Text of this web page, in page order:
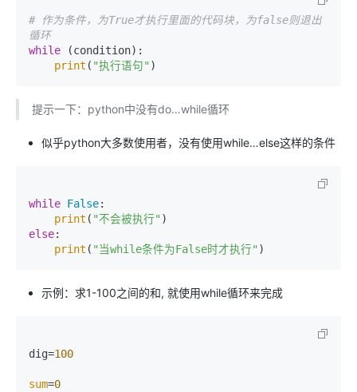
# 作为条件，为True才执行里面的代码块，为false则退出
循环
while (condition):
print ( "执行语句"
提示一下：python中没有do…while循环
似乎python大多数使用者，没有使用while…else这样的条件
while False:
print ( "不会被执行"
else:
print ( "当while条件为False时才执行"
示例：求1-100之间的和, 就使用while循环来完成
dig=100
sum=0